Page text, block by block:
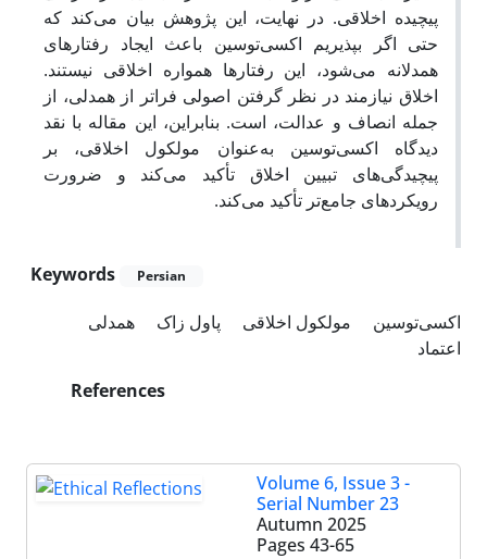
پیچیده اخلاقی. در نهایت، این پژوهش بیان می‌کند که
حتی اگر بپذیریم اکسی‌توسین باعث ایجاد رفتارهای
همدلانه می‌شود، این رفتارها همواره اخلاقی نیستند.
اخلاق نیازمند در نظر گرفتن اصولی فراتر از همدلی، از
جمله انصاف و عدالت، است. بنابراین، این مقاله با نقد
دیدگاه اکسی‌توسین به‌عنوان مولکول اخلاقی، بر
پیچیدگی‌های تبیین اخلاق تأکید می‌کند و ضرورت
رویکردهای جامع‌تر تأکید می‌کند.
Keywords Persian
اکسی‌توسین مولکول اخلاقی پاول زاک
همدلی
اعتماد
References
Volume 6, Issue 3 -
Serial Number 23
Autumn 2025
Pages 43-65